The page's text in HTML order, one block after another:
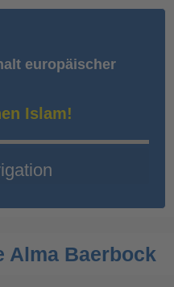
europäischer
Islam!
Alma Baerbock